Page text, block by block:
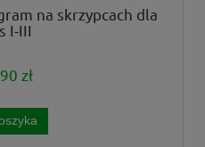
na skrzypcach dla
I-III
zł